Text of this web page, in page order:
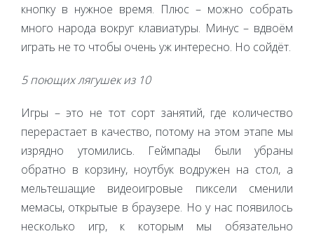
кнопку в нужное время. Плюс – можно собрать
много народа вокруг клавиатуры. Минус – вдвоём
играть не то чтобы очень уж интересно. Но сойдёт.
5 поющих лягушек из 10
Игры – это не тот сорт занятий, где количество
перерастает в качество, потому на этом этапе мы
изрядно утомились. Геймпады были убраны
обратно в корзину, ноутбук водружен на стол, а
мельтешащие видеоигровые пиксели сменили
мемасы, открытые в браузере. Но у нас появилось
несколько игр, к которым мы обязательно